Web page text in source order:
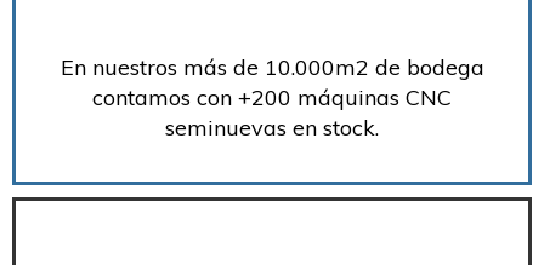
En nuestros más de 10.000m2 de bodega
contamos con +200 máquinas CNC
seminuevas en stock.